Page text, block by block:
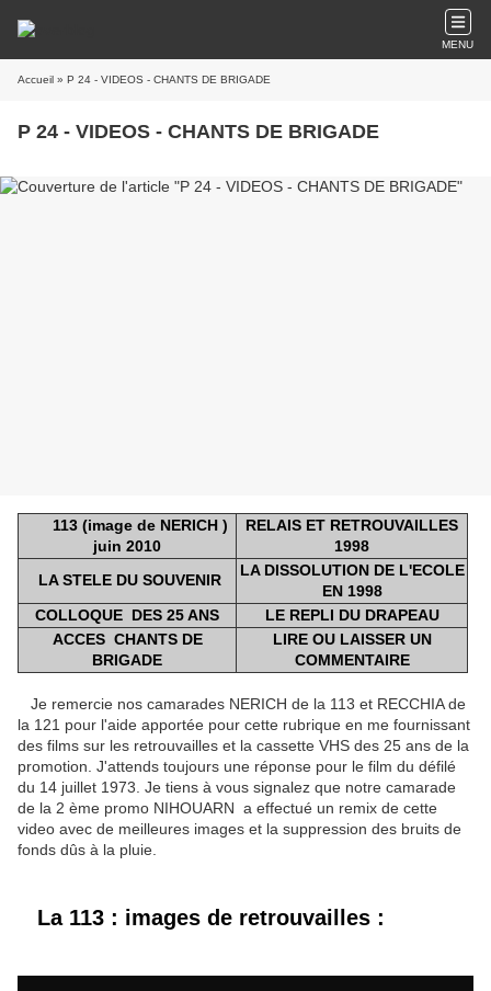
MENU
Accueil » P 24 - VIDEOS - CHANTS DE BRIGADE
P 24 - VIDEOS - CHANTS DE BRIGADE
113 (image de NERICH )
juin 2010
RELAIS ET RETROUVAILLES
1998
LA STELE DU SOUVENIR
LA DISSOLUTION DE L'ECOLE
EN 1998
COLLOQUE DES 25 ANS
LE REPLI DU DRAPEAU
ACCES CHANTS DE
BRIGADE
LIRE OU LAISSER UN
COMMENTAIRE
Je remercie nos camarades NERICH de la 113 et RECCHIA de
la 121 pour l'aide apportée pour cette rubrique en me fournissant
des films sur les retrouvailles et la cassette VHS des 25 ans de la
promotion. J'attends toujours une réponse pour le film du défilé
du 14 juillet 1973. Je tiens à vous signalez que notre camarade
de la 2 ème promo NIHOUARN a effectué un remix de cette
video avec de meilleures images et la suppression des bruits de
fonds dûs à la pluie.
La 113 : images de retrouvailles :